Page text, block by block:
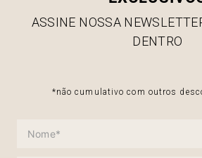
ASSINE NOSSA
DENTRO
*não cumulativo com outros